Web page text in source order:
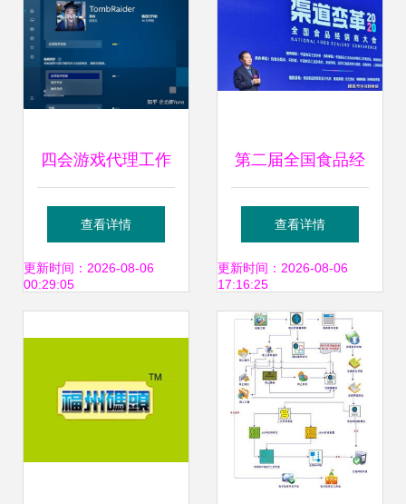
四会游戏代理工作
室模式下的销售代
理运作与实践探索
查看详情
更新时间：2026-08-06
00:29:05
第二届全国食品经
销商大会圆满落
幕，行业发展视角
深化升级
查看详情
更新时间：2026-08-06
17:16:25